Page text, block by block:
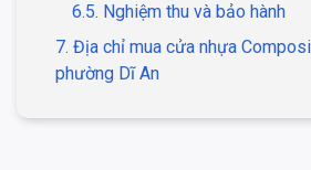
6.5. Nghiệm thu và bảo hành
7. Địa chỉ mua cửa nhựa
phường Dĩ An